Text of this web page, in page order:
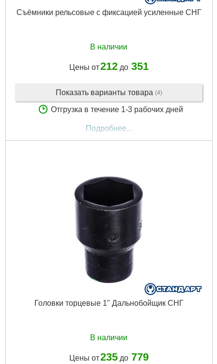
Съёмники рельсовые с фиксацией усиленные СНГ
В наличии
Цены от212до 351
Показать варианты товара (4)
Отгрузка в течение 1-3 рабочих дней
Подробнее...
Головки торцевые 1" Дальнобойщик СНГ
В наличии
Цены от235до 779